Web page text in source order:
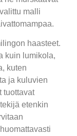
malli
haasteet.
kuin lumikola,
kuten
ja kuluvien
tuottavat
etenkin